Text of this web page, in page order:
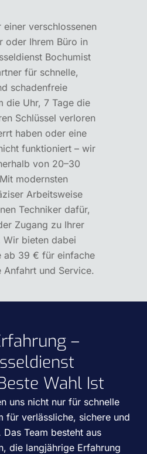
verschlossenen
oder Ihrem Büro in
Bochumist
für schnelle,
schadenfreie
die Uhr, 7 Tage die
Schlüssel verloren
haben oder eine
funktioniert – wir
von 20–30
modernsten
Arbeitsweise
Techniker dafür,
Zugang zu Ihrer
Wir bieten dabei
ab 39 € für einfache
und Service.
–
Wahl Ist
uns nicht nur für schnelle
für verlässliche, sichere und
Team besteht aus
die langjährige Erfahrung